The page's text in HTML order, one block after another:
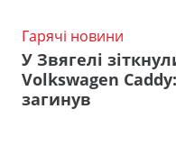
Гарячі новини
У Звягелі
Volkswagen
загинув